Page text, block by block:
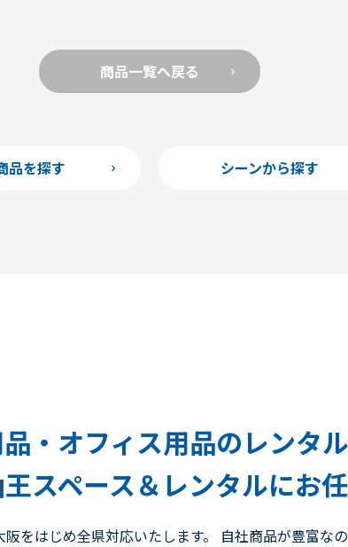
商品一覧へ戻る
品を探す シーンから探す
・オフィス用品のレンタ
スペース＆レンタルにお
をはじめ全県対応いたします。 自社商品が豊富な